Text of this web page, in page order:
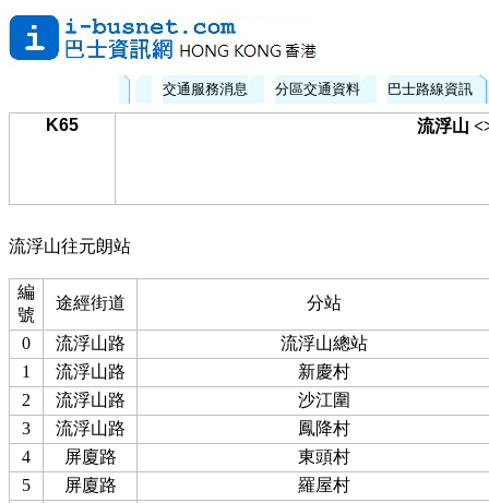
交通服務消息 分區交通資料 巴士路線資訊
K65 流浮山
流浮山往元朗站
編
號
途經街道 分站
0 流浮山路
流浮山總站
1
流浮山路
新慶村
2
流浮山路
沙江圍
3
流浮山路
鳳降村
4
屏廈路
東頭村
5
屏廈路
羅屋村